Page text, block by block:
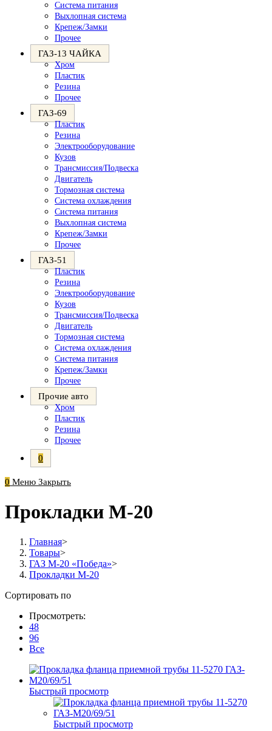
Система питания
Выхлопная система
Крепеж/Замки
Прочее
ГАЗ-13 ЧАЙКА
Хром
Пластик
Резина
Прочее
ГАЗ-69
Пластик
Резина
Электрооборудование
Кузов
Трансмиссия/Подвеска
Двигатель
Тормозная система
Система охлаждения
Система питания
Выхлопная система
Крепеж/Замки
Прочее
ГАЗ-51
Пластик
Резина
Электрооборудование
Кузов
Трансмиссия/Подвеска
Двигатель
Тормозная система
Система охлаждения
Система питания
Крепеж/Замки
Прочее
Прочие авто
Хром
Пластик
Резина
Прочее
0
0 Меню Закрыть
Прокладки М-20
Главная>
Товары>
ГАЗ М-20 «Победа»>
Прокладки М-20
Сортировать по
Просмотреть:
48
96
Все
Быстрый просмотр
Быстрый просмотр